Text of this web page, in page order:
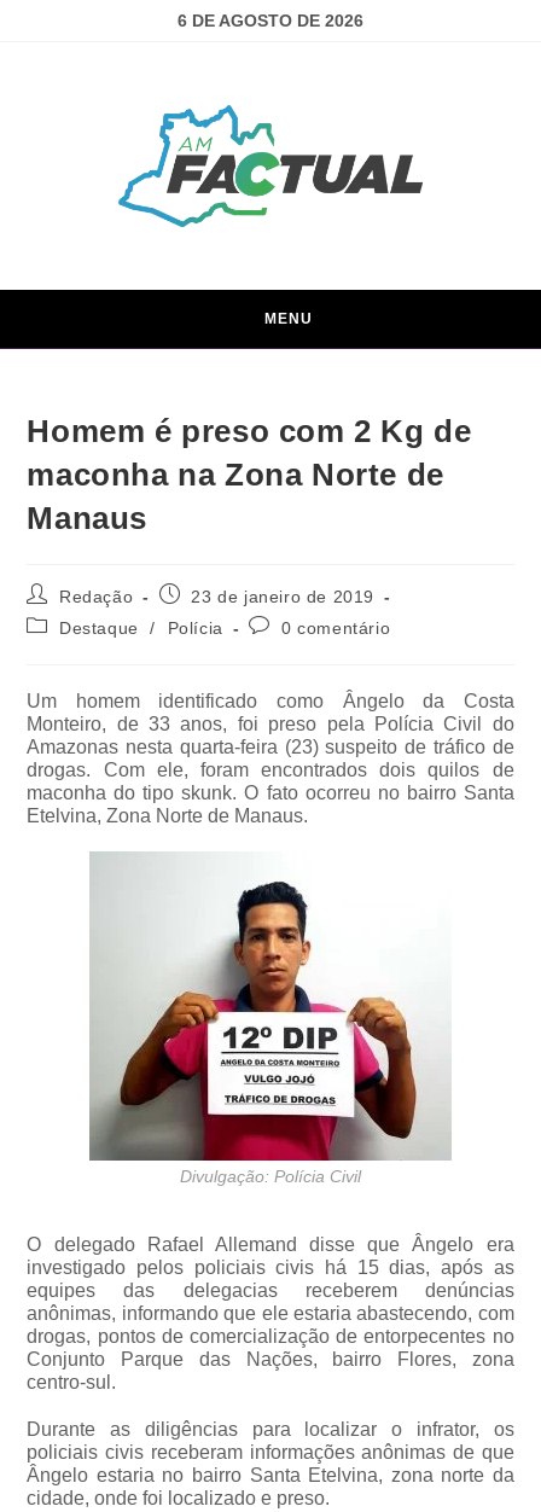
6 DE AGOSTO DE 2026
MENU
Homem é preso com 2 Kg de
maconha na Zona Norte de
Manaus
Redação
23 de janeiro de 2019
Destaque
/ Polícia 0 comentário
Um homem identificado como Ângelo da Costa
Monteiro, de 33 anos, foi preso pela Polícia Civil do
Amazonas nesta quarta-feira (23) suspeito de tráfico de
drogas. Com ele, foram encontrados dois quilos de
maconha do tipo skunk. O fato ocorreu no bairro Santa
Etelvina, Zona Norte de Manaus.
Divulgação: Polícia Civil
O delegado Rafael Allemand disse que Ângelo era
investigado pelos policiais civis há 15 dias, após as
equipes das delegacias receberem denúncias
anônimas, informando que ele estaria abastecendo, com
drogas, pontos de comercialização de entorpecentes no
Conjunto Parque das Nações, bairro Flores, zona
centro-sul.
Durante as diligências para localizar o infrator, os
policiais civis receberam informações anônimas de que
Ângelo estaria no bairro Santa Etelvina, zona norte da
cidade, onde foi localizado e preso.